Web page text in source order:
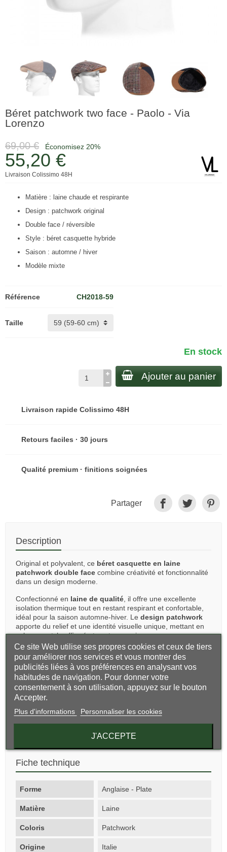
Béret patchwork two face - Paolo - Via
Lorenzo
69,00 € Économisez 20%
55,20 €
Livraison Colissimo 48H
Matière : laine chaude et respirante
Design : patchwork original
Double face / réversible
Style : béret casquette hybride
Saison : automne / hiver
Modèle mixte
Référence CH2018-59
Taille
En stock
Ajouter au panier
Livraison rapide Colissimo 48H
Retours faciles · 30 jours
Qualité premium · finitions soignées
Partager
Description
Original et polyvalent, ce béret casquette en laine
patchwork double face combine créativité et fonctionnalité
dans un design moderne.
Confectionné en laine de qualité, il offre une excellente
isolation thermique tout en restant respirant et confortable,
idéal pour la saison automne-hiver. Le design patchwork
apporte du relief et une identité visuelle unique, mettant en
valeur un style affirmé et contemporain.
Sa conception double face
permet une utilisation réversible,
offrant deux styles en un seul accessoire. Cette
caractéristique pratique renforce la polyvalence du modèle,
tout en conservant élégance et confort.
La forme hybride entre béret et casquette assure un
bien aux hommes qu’aux femmes.
HatsQuality, pensé pour ceux qui
Fiche technique
Forme Anglaise - Plate
Matière Laine
Coloris Patchwork
Origine Italie
Ce site Web utilise ses propres cookies et ceux de tiers
pour améliorer nos services et vous montrer des
publicités liées à vos préférences en analysant vos
habitudes de navigation. Pour donner votre
consentement à son utilisation, appuyez sur le bouton
Accepter.
Plus d'informations Personnaliser les cookies
J'ACCEPTE